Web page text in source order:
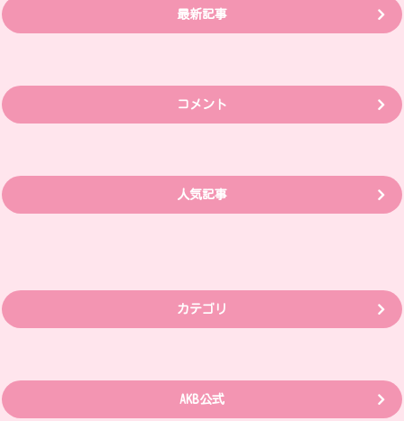
最新記事
コメント
人気記事
カテゴリ
AKB公式